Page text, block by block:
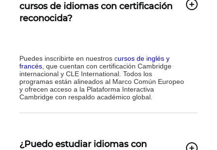
cursos de idiomas con certificación
reconocida?
Puedes inscribirte en nuestros cursos de inglés y
francés , que cuentan con certificación Cambridge
internacional y CLE International. Todos los
programas están alineados al Marco Común Europeo
y ofrecen acceso a la Plataforma Interactiva
Cambridge con respaldo académico global.
¿Puedo estudiar idiomas con